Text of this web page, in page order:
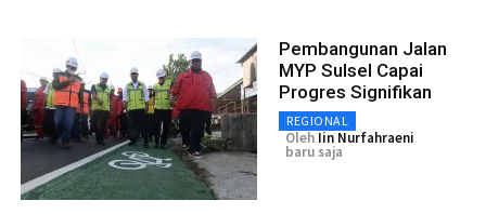
Pembangunan Jalan
MYP Sulsel Capai
Progres Signifikan
REGIONAL
Oleh Iin Nurfahraeni
baru saja